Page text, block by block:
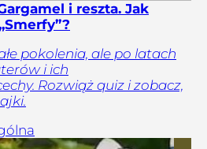
i reszta. Jak
pokolenia, ale po latach
i ich
Rozwiąż quiz i zobacz,